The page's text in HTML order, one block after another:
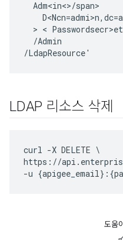
D<Ncn=admi>n, dc=
  > <
Passwordsecr>et
/Admin
/LdapResource'
LDAP 리소스 삭제
curl -X DELETE \
https://
-u
도움